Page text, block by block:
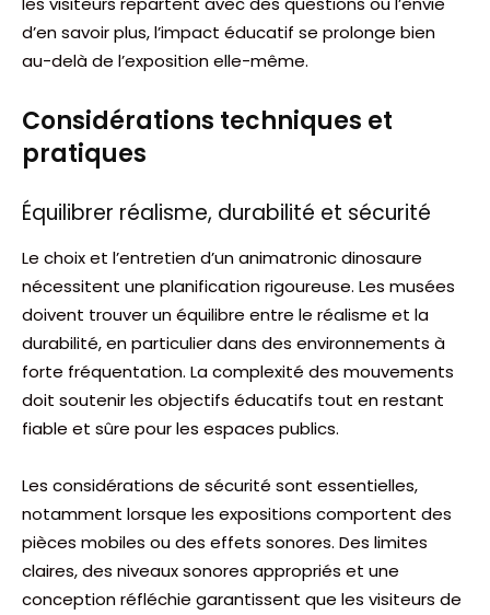
d’en savoir plus, l’impact éducatif se prolonge bien
au-delà de l’exposition elle-même.
Considérations techniques et
pratiques
Équilibrer réalisme, durabilité et sécurité
Le choix et l’entretien d’un animatronic dinosaure
nécessitent une planification rigoureuse. Les musées
doivent trouver un équilibre entre le réalisme et la
durabilité, en particulier dans des environnements à
forte fréquentation. La complexité des mouvements
doit soutenir les objectifs éducatifs tout en restant
fiable et sûre pour les espaces publics.
Les considérations de sécurité sont essentielles,
notamment lorsque les expositions comportent des
pièces mobiles ou des effets sonores. Des limites
claires, des niveaux sonores appropriés et une
conception réfléchie garantissent que les visiteurs de